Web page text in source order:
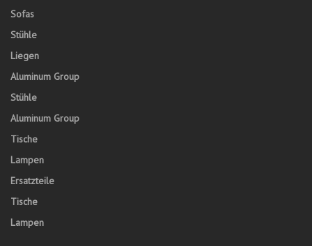
Sofas
Stühle
Liegen
Aluminum Group
Stühle
Aluminum Group
Tische
Lampen
Ersatzteile
Tische
Lampen